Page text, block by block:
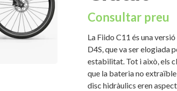
Consultar preu
La Fiido C11 és una
D4S, que va ser elogiada
estabilitat. Tot i això, els
que la bateria no
disc hidràulics eren